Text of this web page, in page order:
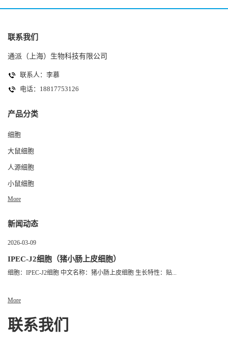
联系我们
通派（上海）生物科技有限公司
联系人：李慕
电话：18817753126
产品分类
细胞
大鼠细胞
人源细胞
小鼠细胞
More
新闻动态
2026-03-09
IPEC-J2细胞（猪小肠上皮细胞）
细胞：IPEC-J2细胞 中文名称：猪小肠上皮细胞 生长特性：贴...
More
联系我们